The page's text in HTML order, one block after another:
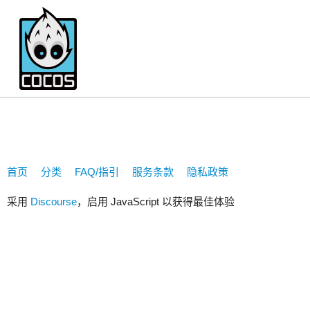
panda
首页 分类 FAQ/指引 服务条款 隐私政策
采用 Discourse，启用 JavaScript 以获得最佳体验